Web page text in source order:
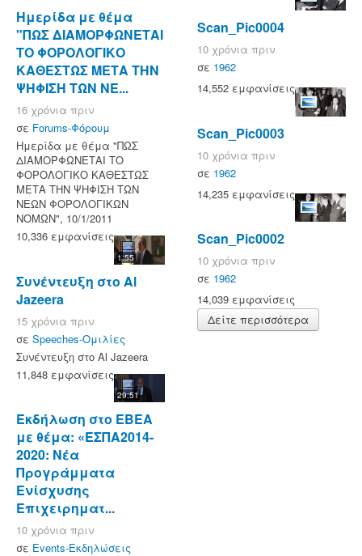
Ημερίδα με θέμα
"ΠΩΣ ΔΙΑΜΟΡΦΩΝΕΤΑΙ
ΤΟ ΦΟΡΟΛΟΓΙΚΟ
ΚΑΘΕΣΤΩΣ ΜΕΤΑ ΤΗΝ
ΨΗΦΙΣΗ ΤΩΝ ΝΕ...
16 χρόνια πριν
σε Forums-Φόρουμ
Ημερίδα με θέμα "ΠΩΣ
ΔΙΑΜΟΡΦΩΝΕΤΑΙ ΤΟ
ΦΟΡΟΛΟΓΙΚΟ ΚΑΘΕΣΤΩΣ
ΜΕΤΑ ΤΗΝ ΨΗΦΙΣΗ ΤΩΝ
ΝΕΩΝ ΦΟΡΟΛΟΓΙΚΩΝ
ΝΟΜΩΝ", 10/1/2011
10,336 εμφανίσεις
1:55
Συνέντευξη στο Al
Jazeera
15 χρόνια πριν
σε Speeches-Ομιλίες
Συνέντευξη στο Al Jazeera
11,848 εμφανίσεις
29:51
Εκδήλωση στο ΕΒΕΑ
με θέμα: «ΕΣΠΑ2014-
2020: Νέα
Προγράμματα
Ενίσχυσης
Επιχειρηματ...
10 χρόνια πριν
σε Events-Εκδηλώσεις
Scan_Pic0004
10 χρόνια πριν
σε 1962
14,552 εμφανίσεις
Scan_Pic0003
10 χρόνια πριν
σε 1962
14,235 εμφανίσεις
Scan_Pic0002
10 χρόνια πριν
σε 1962
14,039 εμφανίσεις
Δείτε περισσότερα